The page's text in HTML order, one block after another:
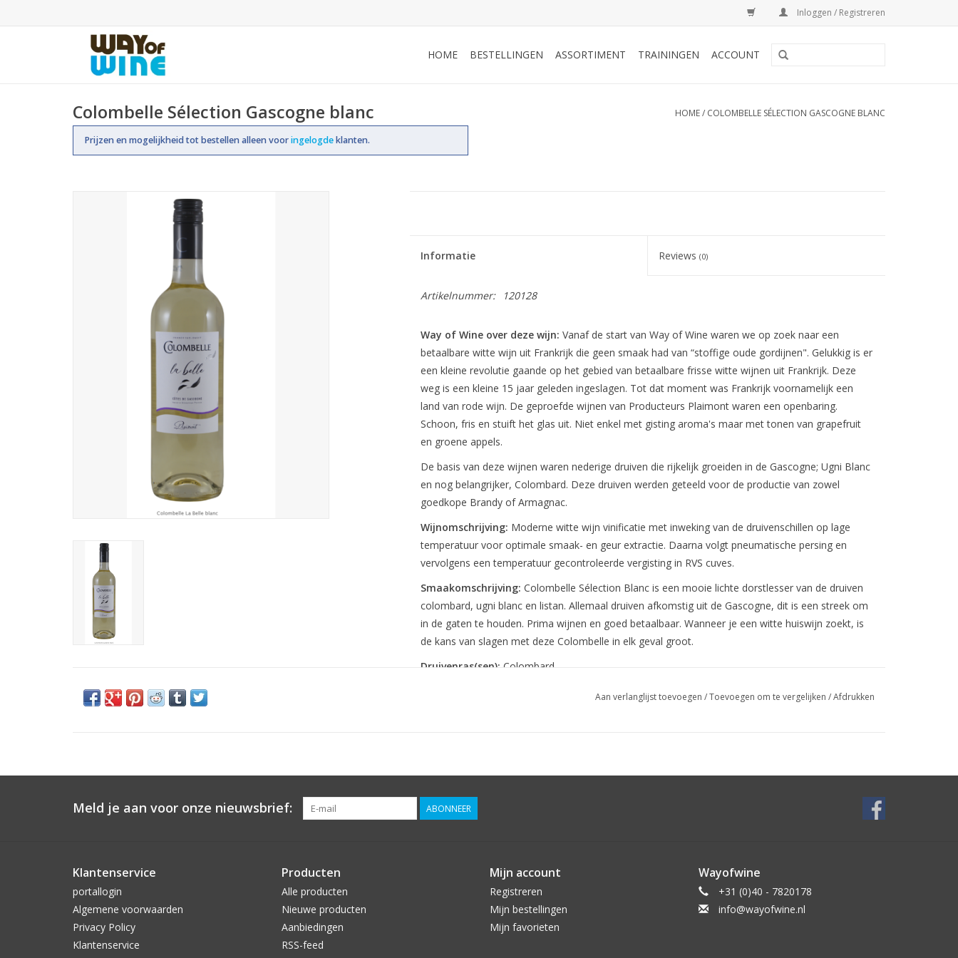
Inloggen / Registreren
HOME BESTELLINGEN ASSORTIMENT TRAININGEN ACCOUNT
Colombelle Sélection Gascogne blanc
Prijzen en mogelijkheid tot bestellen alleen vooringelogdeklanten.
HOME/ COLOMBELLE SÉLECTION GASCOGNE BLANC
Informatie Reviews(0)
Artikelnummer: 120128
Way of Wine over deze wijn: Vanaf de start van Way of Wine waren we op zoek naar een
betaalbare witte wijn uit Frankrijk die geen smaak had van “stoffige oude gordijnen". Gelukkig is er
een kleine revolutie gaande op het gebied van betaalbare frisse witte wijnen uit Frankrijk. Deze
weg is een kleine 15 jaar geleden ingeslagen. Tot dat moment was Frankrijk voornamelijk een
land van rode wijn. De geproefde wijnen van Producteurs Plaimont waren een openbaring.
Schoon, fris en stuift het glas uit. Niet enkel met gisting aroma's maar met tonen van grapefruit
en groene appels.
De basis van deze wijnen waren nederige druiven die rijkelijk groeiden in de Gascogne; Ugni Blanc
en nog belangrijker, Colombard. Deze druiven werden geteeld voor de productie van zowel
goedkope Brandy of Armagnac.
Wijnomschrijving: Moderne witte wijn vinificatie met inweking van de druivenschillen op lage
temperatuur voor optimale smaak- en geur extractie. Daarna volgt pneumatische persing en
vervolgens een temperatuur gecontroleerde vergisting in RVS cuves.
Smaakomschrijving: Colombelle Sélection Blanc is een mooie lichte dorstlesser van de druiven
colombard, ugni blanc en listan. Allemaal druiven afkomstig uit de Gascogne, dit is een streek om
in de gaten te houden. Prima wijnen en goed betaalbaar. Wanneer je een witte huiswijn zoekt, is
de kans van slagen met deze Colombelle in elk geval groot.
Druivenras(sen): Colombard
Aan verlanglijst toevoegen /Toevoegen om te vergelijken /Afdrukken
Meld je aan voor onze nieuwsbrief: ABONNEER
Klantenservice
portallogin
Algemene voorwaarden
Privacy Policy
Klantenservice
Producten
Alle producten
Nieuwe producten
Aanbiedingen
RSS-feed
Mijn account
Registreren
Mijn bestellingen
Mijn favorieten
Wayofwine
+31 (0)40 - 7820178
info@wayofwine.nl